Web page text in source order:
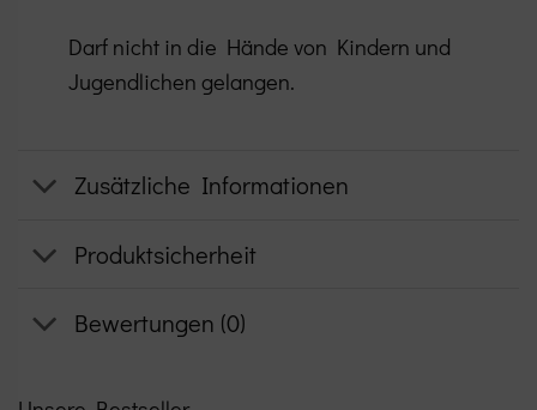
Darf nicht in die Hände von Kindern und
Jugendlichen gelangen.
Zusätzliche Informationen
Produktsicherheit
Bewertungen (0)